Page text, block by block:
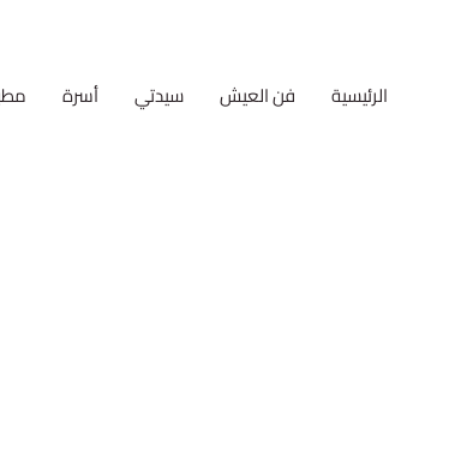
الرئيسية فن العيش سيدتي أسرة